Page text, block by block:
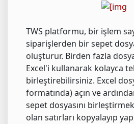
TWS platformu, bir işlem
siparişlerden bir sepet
oluşturur. Birden fazla
Excel'i kullanarak kolayca
birleştirebilirsiniz. Excel
formatında) açın ve
sepet dosyasını
olan satırları kopyalayıp